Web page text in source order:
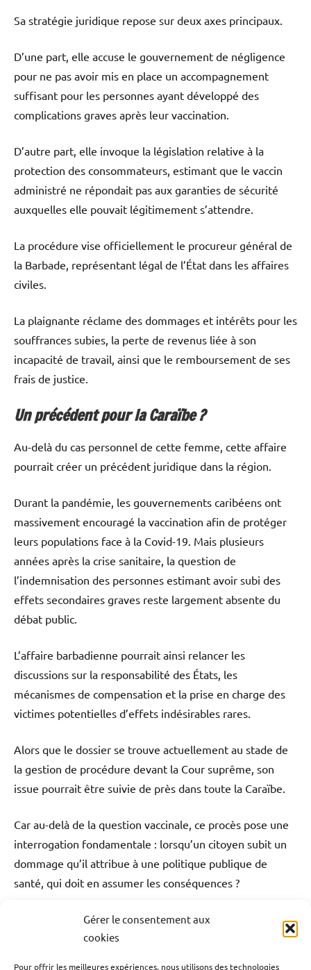
Gérer le consentement aux
cookies
Pour offrir les meilleures expériences, nous utilisons des technologies
Sa stratégie juridique repose sur deux axes principaux.
D’une part, elle accuse le gouvernement de négligence
pour ne pas avoir mis en place un accompagnement
suffisant pour les personnes ayant développé des
complications graves après leur vaccination.
D’autre part, elle invoque la législation relative à la
protection des consommateurs, estimant que le vaccin
administré ne répondait pas aux garanties de sécurité
auxquelles elle pouvait légitimement s’attendre.
La procédure vise officiellement le procureur général de
la Barbade, représentant légal de l’État dans les affaires
civiles.
La plaignante réclame des dommages et intérêts pour les
souffrances subies, la perte de revenus liée à son
incapacité de travail, ainsi que le remboursement de ses
frais de justice.
Un précédent pour la Caraïbe ?
Au-delà du cas personnel de cette femme, cette affaire
pourrait créer un précédent juridique dans la région.
Durant la pandémie, les gouvernements caribéens ont
massivement encouragé la vaccination afin de protéger
leurs populations face à la Covid-19. Mais plusieurs
années après la crise sanitaire, la question de
l’indemnisation des personnes estimant avoir subi des
effets secondaires graves reste largement absente du
débat public.
L’affaire barbadienne pourrait ainsi relancer les
discussions sur la responsabilité des États, les
mécanismes de compensation et la prise en charge des
victimes potentielles d’effets indésirables rares.
Alors que le dossier se trouve actuellement au stade de
la gestion de procédure devant la Cour suprême, son
issue pourrait être suivie de près dans toute la Caraïbe.
Car au-delà de la question vaccinale, ce procès pose une
interrogation fondamentale : lorsqu’un citoyen subit un
dommage qu’il attribue à une politique publique de
santé, qui doit en assumer les conséquences ?
AstraZeneca ,
Caraïbe Justice Politique